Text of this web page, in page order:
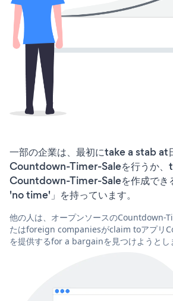
一部の企業は、最初にtake a stab at
Countdown-Timer-Saleを行うか、
Countdown-Timer-Saleを作成でき
'no time'」を持っています。
他の人は、オープンソースのCountdown-
たはforeign companiesがclaim toアプリ
を提供するfor a bargainを見つけようとし